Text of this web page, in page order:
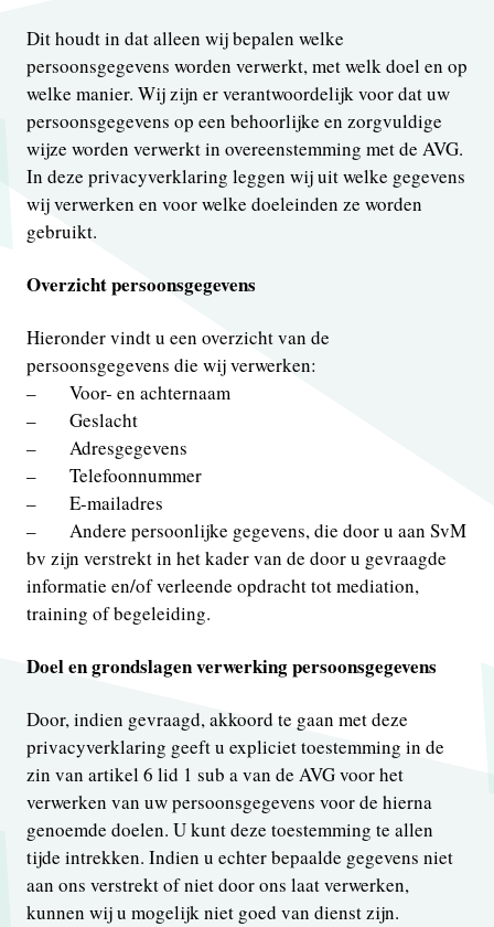
Dit houdt in dat alleen wij bepalen welke
persoonsgegevens worden verwerkt, met welk doel en op
welke manier. Wij zijn er verantwoordelijk voor dat uw
persoonsgegevens op een behoorlijke en zorgvuldige
wijze worden verwerkt in overeenstemming met de AVG.
In deze privacyverklaring leggen wij uit welke gegevens
wij verwerken en voor welke doeleinden ze worden
gebruikt.
Overzicht persoonsgegevens
Hieronder vindt u een overzicht van de
persoonsgegevens die wij verwerken:
– Voor- en achternaam
– Geslacht
– Adresgegevens
– Telefoonnummer
– E-mailadres
– Andere persoonlijke gegevens, die door u aan SvM
bv zijn verstrekt in het kader van de door u gevraagde
informatie en/of verleende opdracht tot mediation,
training of begeleiding.
Doel en grondslagen verwerking persoonsgegevens
Door, indien gevraagd, akkoord te gaan met deze
privacyverklaring geeft u expliciet toestemming in de
zin van artikel 6 lid 1 sub a van de AVG voor het
verwerken van uw persoonsgegevens voor de hierna
genoemde doelen. U kunt deze toestemming te allen
tijde intrekken. Indien u echter bepaalde gegevens niet
aan ons verstrekt of niet door ons laat verwerken,
kunnen wij u mogelijk niet goed van dienst zijn.